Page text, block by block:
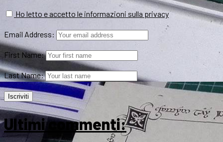
Ho letto e accetto le informazioni sulla privacy
Email Address:
First Name:
Last Name:
Ultimi commenti: